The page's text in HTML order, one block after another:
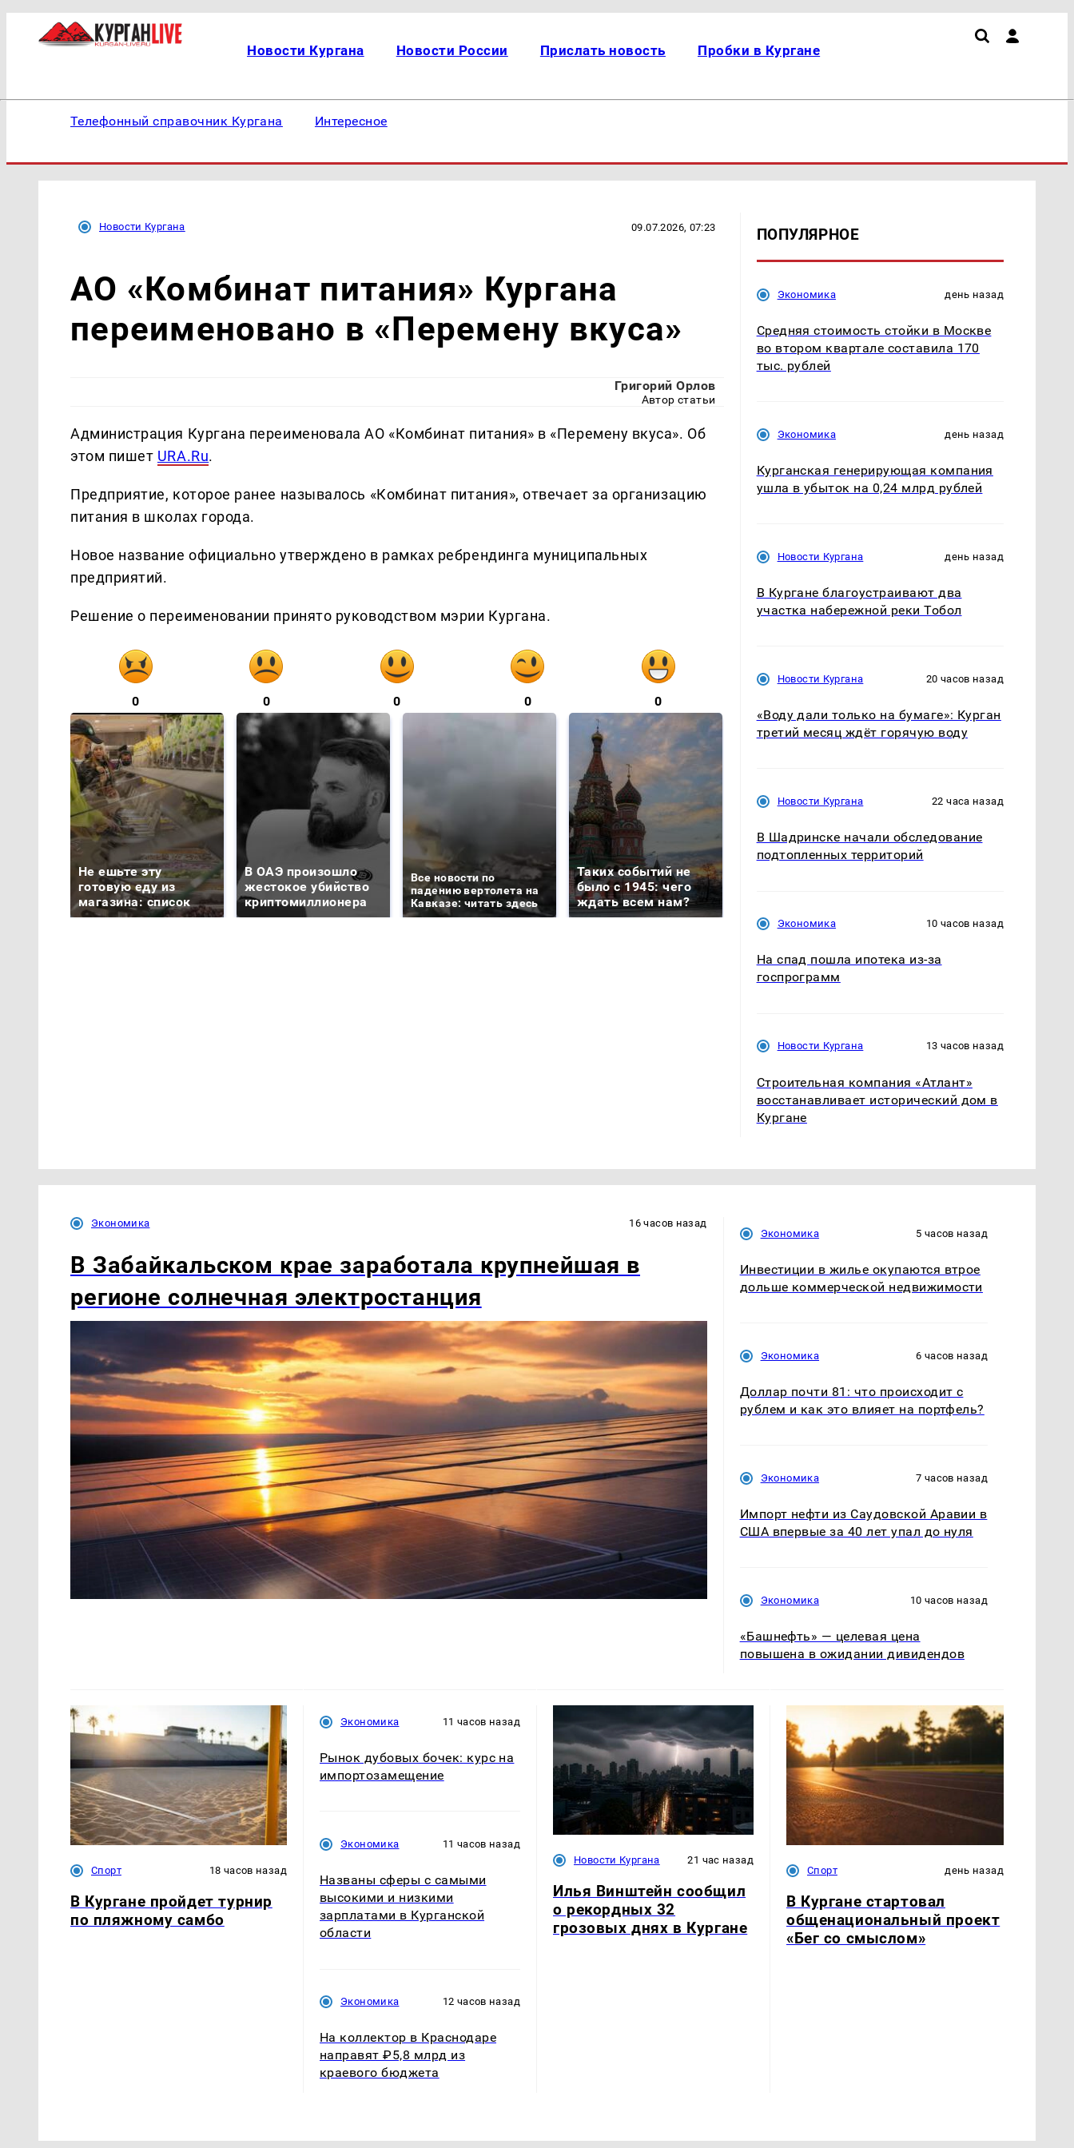
Новости Кургана Новости России Прислать новость Пробки в Кургане
Телефонный справочник Кургана Интересное
Новости Кургана 09.07.2026, 07:23
АО «Комбинат питания» Кургана
переименовано в «Перемену вкуса»
Григорий Орлов
Автор статьи
Администрация Кургана переименовала АО «Комбинат питания» в «Перемену вкуса». Об
этом пишет URA.Ru.
Предприятие, которое ранее называлось «Комбинат питания», отвечает за организацию
питания в школах города.
Новое название официально утверждено в рамках ребрендинга муниципальных
предприятий.
Решение о переименовании принято руководством мэрии Кургана.
0 0 0 0 0
Не ешьте эту
готовую еду из
магазина: список
В ОАЭ произошло
жестокое убийство
криптомиллионера
Все новости по
падению вертолета на
Кавказе: читать здесь
Таких событий не
было с 1945: чего
ждать всем нам?
СМИ: В Химках на
ПОПУЛЯРНОЕ
Экономика день назад
Средняя стоимость стойки в Москве
во втором квартале составила 170
тыс. рублей
Экономика день назад
Курганская генерирующая компания
ушла в убыток на 0,24 млрд рублей
Новости Кургана день назад
В Кургане благоустраивают два
участка набережной реки Тобол
Новости Кургана 20 часов назад
«Воду дали только на бумаге»: Курган
третий месяц ждёт горячую воду
Новости Кургана 22 часа назад
В Шадринске начали обследование
подтопленных территорий
Экономика 10 часов назад
На спад пошла ипотека из-за
госпрограмм
Новости Кургана 13 часов назад
Строительная компания «Атлант»
восстанавливает исторический дом в
Кургане
Экономика 16 часов назад
В Забайкальском крае заработала крупнейшая в
регионе солнечная электростанция
Экономика 5 часов назад
Инвестиции в жилье окупаются втрое
дольше коммерческой недвижимости
Экономика 6 часов назад
Доллар почти 81: что происходит с
рублем и как это влияет на портфель?
Экономика 7 часов назад
Импорт нефти из Саудовской Аравии в
США впервые за 40 лет упал до нуля
Экономика 10 часов назад
«Башнефть» — целевая цена
повышена в ожидании дивидендов
Спорт 18 часов назад
В Кургане пройдет турнир
по пляжному самбо
Экономика 11 часов назад
Рынок дубовых бочек: курс на
импортозамещение
Экономика 11 часов назад
Названы сферы с самыми
высокими и низкими
зарплатами в Курганской
области
Экономика 12 часов назад
На коллектор в Краснодаре
направят ₽5,8 млрд из
краевого бюджета
Новости Кургана 21 час назад
Илья Винштейн сообщил
о рекордных 32
грозовых днях в Кургане
Спорт день назад
В Кургане стартовал
общенациональный проект
«Бег со смыслом»